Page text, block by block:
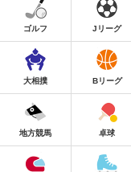
ゴルフ Jリーグ
大相撲 Bリーグ
地方競馬 卓球